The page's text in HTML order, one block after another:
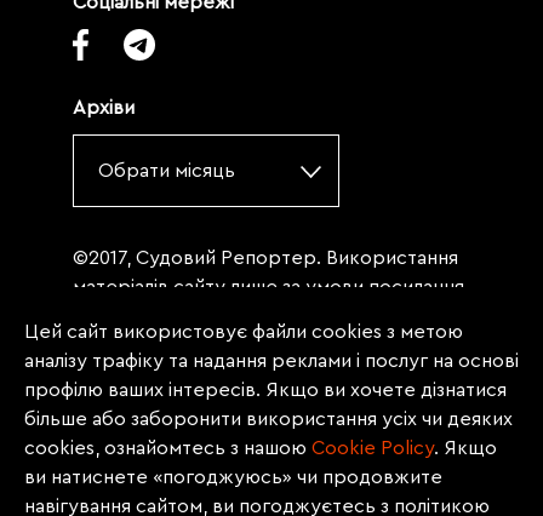
Архіви
Обрати місяць
©2017, Судовий Репортер. Використання
матеріалів сайту лише за умови посилання
«Судовий репортер» не нижче третього
абзацу. Матеріали, щодо яких міститься
заборона на повну републікацію
(передрук, копіювання, відтворення або
інше використання), заборонено
передруковувати без згоди редакції.
Цей сайт використовує файли cookies з метою
аналізу трафіку та надання реклами і послуг на основі
профілю ваших інтересів. Якщо ви хочете дізнатися
більше або заборонити використання усіх чи деяких
cookies, ознайомтесь з нашою Сookie Policy. Якщо
ви натиснете «погоджуюсь» чи продовжите
навігування сайтом, ви погоджуєтесь з політикою